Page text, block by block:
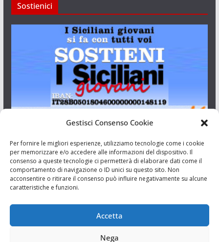
Gestisci Consenso Cookie
Per fornire le migliori esperienze, utilizziamo tecnologie come i cookie
per memorizzare e/o accedere alle informazioni del dispositivo. Il
consenso a queste tecnologie ci permetterà di elaborare dati come il
comportamento di navigazione o ID unici su questo sito. Non
acconsentire o ritirare il consenso può influire negativamente su alcune
caratteristiche e funzioni.
Accetta
Nega
Sostienici
Aut. del tribunale di Catania n.23/2011 del 20/09/2011 Dir.
Resp. Riccardo Orioles.
Associazione Culturale I Siciliani Giovani
via Randazzo 27 Catania